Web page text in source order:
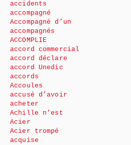
accidents
accompagné
Accompagné d’un
accompagnés
ACCOMPLIE
accord commercial
accord déclare
accord Unedic
accords
Accoules
accusé d’avoir
acheter
Achille n’est
Acier
Acier trompé
acquise